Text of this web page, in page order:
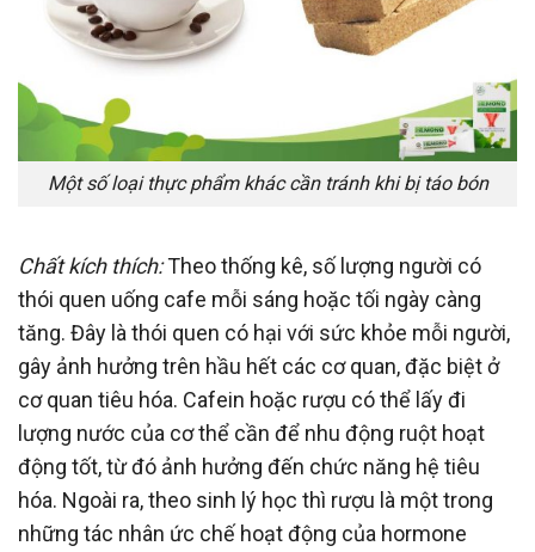
Một số loại thực phẩm khác cần tránh khi bị táo bón
Chất kích thích:Theo thống kê, số lượng người có
thói quen uống cafe mỗi sáng hoặc tối ngày càng
tăng. Đây là thói quen có hại với sức khỏe mỗi người,
gây ảnh hưởng trên hầu hết các cơ quan, đặc biệt ở
cơ quan tiêu hóa. Cafein hoặc rượu có thể lấy đi
lượng nước của cơ thể cần để nhu động ruột hoạt
động tốt, từ đó ảnh hưởng đến chức năng hệ tiêu
hóa. Ngoài ra, theo sinh lý học thì rượu là một trong
những tác nhân ức chế hoạt động của hormone